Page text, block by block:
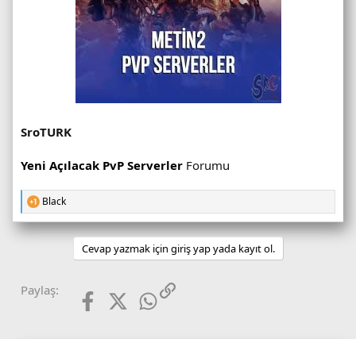
SroTURK
Yeni Açılacak PvP Serverler Forumu
T
e
p
r
Black
Cevap yazmak için giriş yap yada kayıt ol.
Paylaş: FacebookX (Twitter)WhatsApp
Link